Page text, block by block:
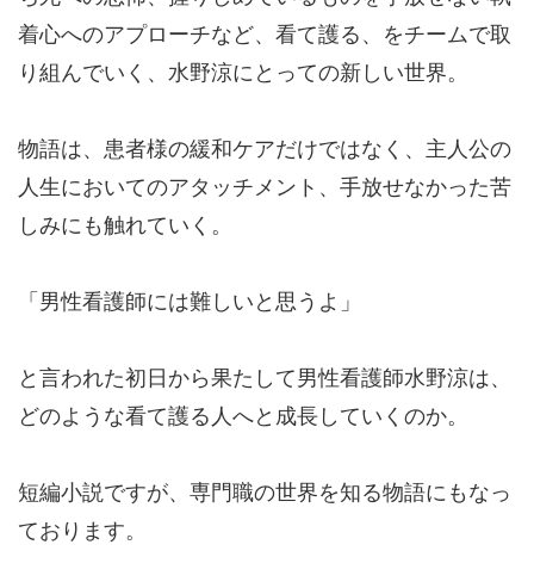
着心へのアプローチなど、看て護る、をチームで取
り組んでいく、水野涼にとっての新しい世界。
物語は、患者様の緩和ケアだけではなく、主人公の
人生においてのアタッチメント、手放せなかった苦
しみにも触れていく。
「男性看護師には難しいと思うよ」
と言われた初日から果たして男性看護師水野涼は、
どのような看て護る人へと成長していくのか。
短編小説ですが、専門職の世界を知る物語にもなっ
ております。